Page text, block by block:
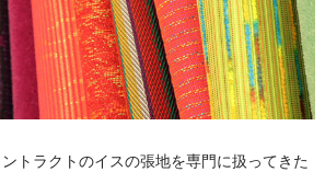
トラクトのイスの張地を専門に扱ってきた